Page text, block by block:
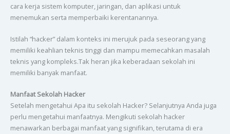
cara kerja sistem komputer, jaringan, dan aplikasi untuk
menemukan serta memperbaiki kerentanannya.
Istilah “hacker” dalam konteks ini merujuk pada seseorang yang
memiliki keahlian teknis tinggi dan mampu memecahkan masalah
teknis yang kompleks.Tak heran jika keberadaan sekolah ini
memiliki banyak manfaat.
Manfaat Sekolah Hacker
Setelah mengetahui Apa itu sekolah Hacker? Selanjutnya Anda juga
perlu mengetahui manfaatnya. Mengikuti sekolah hacker
menawarkan berbagai manfaat yang signifikan, terutama di era